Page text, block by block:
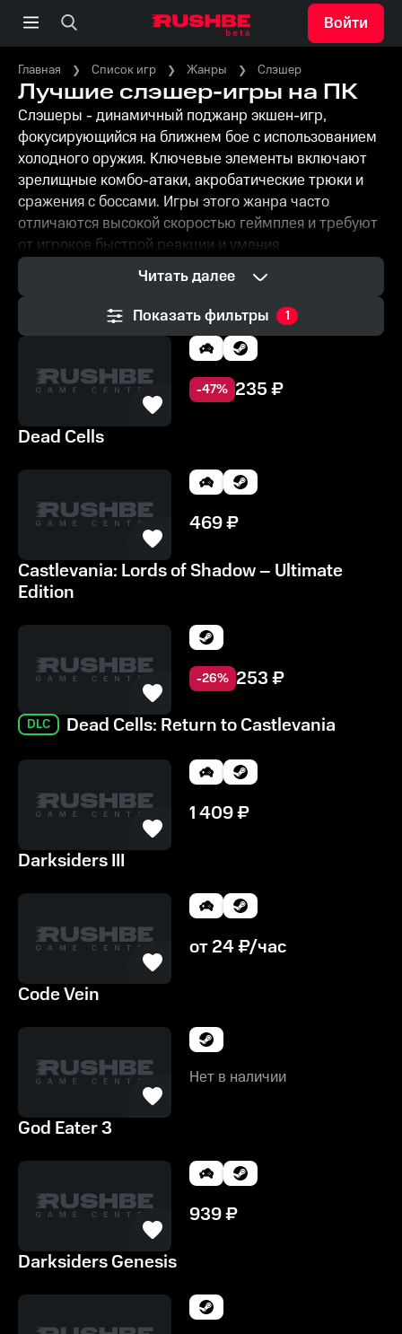
Войти
Главная Список игр Жанры Слэшер
Лучшие слэшер-игры на ПК
Слэшеры - динамичный поджанр экшен-игр,
фокусирующийся на ближнем бое с использованием
холодного оружия. Ключевые элементы включают
зрелищные комбо-атаки, акробатические трюки и
сражения с боссами. Игры этого жанра часто
отличаются высокой скоростью геймплея и требуют
от игроков быстрой реакции и умения
комбинировать различные приемы. Популярные
игры-слэшеры, такие как Devil May Cry и Darksiders,
установили высокую планку для жанра, предлагая
глубокие боевые системы и харизматичных
персонажей. Слэшеры на ПК привлекают игроков,
которые ценят стильный экшен и возможность
оттачивать свое мастерство в сложных боевых
системах.
Читать далее
Показать фильтры
1
-47% 235₽
Dead Cells
469₽
Castlevania: Lords of Shadow – Ultimate
Edition
-26% 253₽
DLC Dead Cells: Return to Castlevania
1 409₽
Darksiders III
от24₽/час
Code Vein
Нет в наличии
God Eater 3
939₽
Darksiders Genesis